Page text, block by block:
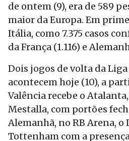
de ontem (9), era de 589
maior da Europa. Em
Itália, como 7.375 casos
da França (1.116) e
Dois jogos de volta da
acontecem hoje (10), a
Valência recebe o
Mestalla, com portões
Alemanhã, no RB Arena, o
Tottenham com a